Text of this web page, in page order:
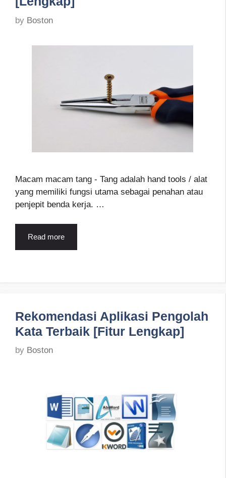
by Boston
Macam macam tang - Tang adalah hand tools / alat
yang memiliki fungsi utama sebagai penahan atau
penjepit benda kerja. …
Read more
Rekomendasi Aplikasi Pengolah
Kata Terbaik [Fitur Lengkap]
by Boston